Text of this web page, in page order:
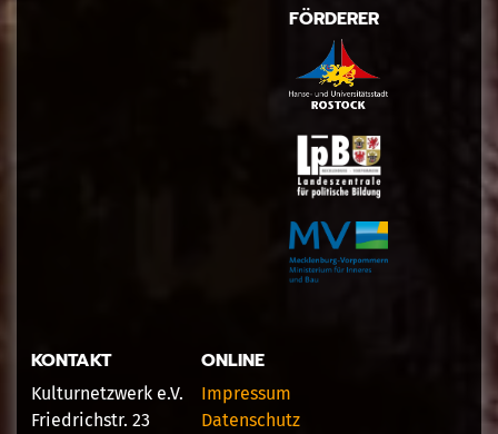
FÖRDERER
KONTAKT
Kulturnetzwerk e.V.
Friedrichstr. 23
ONLINE
Impressum
Datenschutz